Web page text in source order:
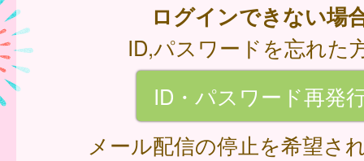
ログインできない場
ID,パスワードを忘れた
ID・パスワード再発
メール配信の停止を希望さ